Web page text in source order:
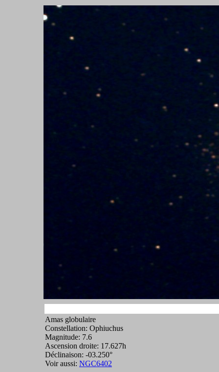
Amas globulaire
Constellation: Ophiuchus
Magnitude: 7.6
Ascension droite: 17.627h
Déclinaison: -03.250°
Voir aussi: NGC6402